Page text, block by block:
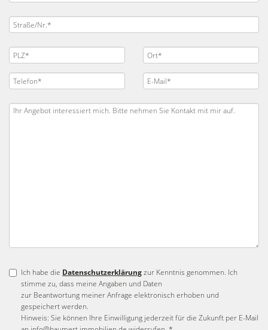
Ich habe die Datenschutzerklärungzur Kenntnis genommen. Ich
stimme zu, dass meine Angaben und Daten
zur Beantwortung meiner Anfrage elektronisch erhoben und
gespeichert werden.
Hinweis: Sie können Ihre Einwilligung jederzeit für die Zukunft per E-Mail